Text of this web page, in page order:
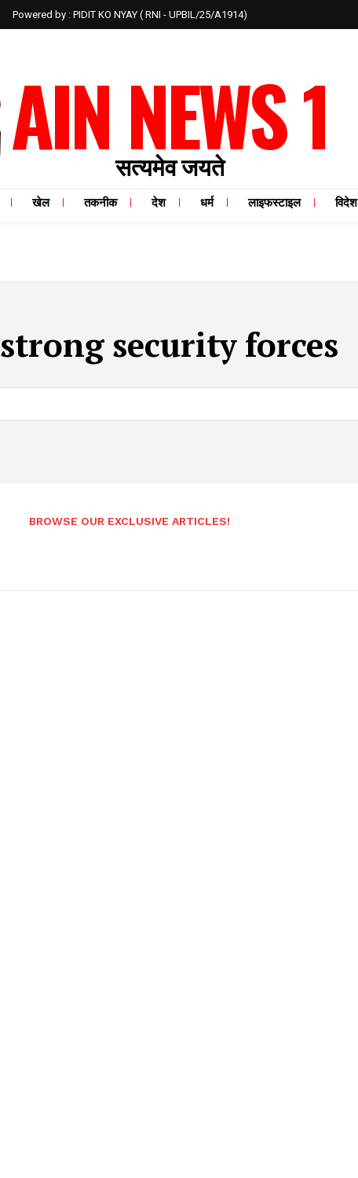
Powered by : PIDIT KO NYAY ( RNI - UPBIL/25/A1914)
AIN NEWS 1
सत्यमेव जयते
खेल तकनीक देश धर्म लाइफस्टाइल विदेश
strong security forces
BROWSE OUR EXCLUSIVE ARTICLES!